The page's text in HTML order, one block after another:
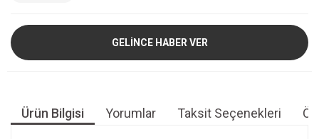
GELİNCE HABER VER
Ürün Bilgisi Yorumlar Taksit Seçenekleri